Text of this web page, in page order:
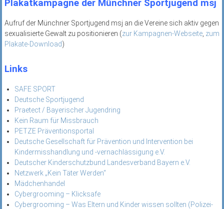
Plakatkampagne der Münchner Sportjugend msj
Aufruf der Münchner Sportjugend msj an die Vereine sich aktiv gegen
sexualisierte Gewalt zu positionieren (zur Kampagnen-Webseite, zum
Plakate-Download)
Links
SAFE SPORT
Deutsche Sportjugend
Praetect / Bayerischer Jugendring
Kein Raum für Missbrauch
PETZE Präventionsportal
Deutsche Gesellschaft für Prävention und Intervention bei
Kindermisshandlung und -vernachlässigung e.V.
Deutscher Kinderschutzbund Landesverband Bayern e.V.
Netzwerk „Kein Täter Werden“
Mädchenhandel
Cybergrooming – Klicksafe
Cybergrooming – Was Eltern und Kinder wissen sollten (Polizei-